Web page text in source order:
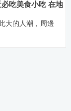
吃美食小吃 在地
大的人潮，周邊